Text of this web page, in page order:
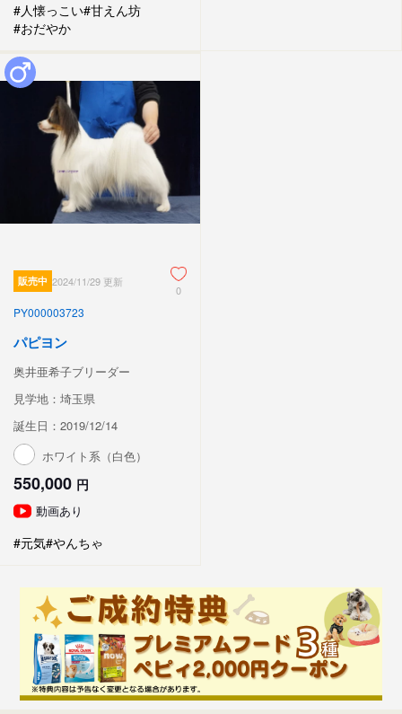
#人懐っこい#甘えん坊
#おだやか
販売中 2024/11/29 更新
0
PY000003723
パピヨン
奥井亜希子ブリーダー
見学地：埼玉県
誕生日：2019/12/14
ホワイト系（白色）
550,000 円
動画あり
#元気#やんちゃ